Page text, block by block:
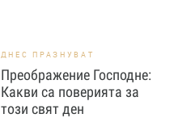
ДНЕС ПРАЗНУВАТ
Преображение Господне:
Какви са поверията за
този свят ден